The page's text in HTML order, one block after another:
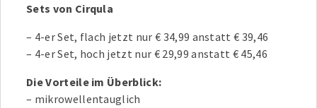
Sets von Cirqula
– 4-er Set, flach jetzt nur € 34,99 anstatt € 39,46
– 4-er Set, hoch jetzt nur € 29,99 anstatt € 45,46
Die Vorteile im Überblick:
– mikrowellentauglich